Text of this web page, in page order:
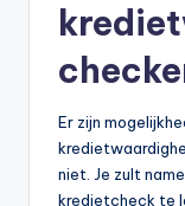
Er zijn
niet. Je zult
kredietcheck te